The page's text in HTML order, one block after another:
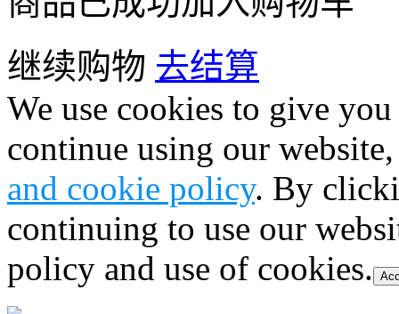
继续购物 去结算
We use cookies to give
continue using our
and cookie policy. By
continuing to use our
policy and use of cookies.